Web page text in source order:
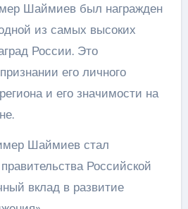
Шаймиев был награжден
из самых высоких
России. Это
его личного
и его значимости на
Шаймиев стал
Российской
вклад в развитие